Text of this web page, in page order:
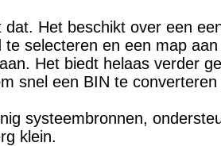
dat. Het beschikt over een
te selecteren en een map
Het biedt helaas verder
snel een BIN te
systeembronnen,
klein.